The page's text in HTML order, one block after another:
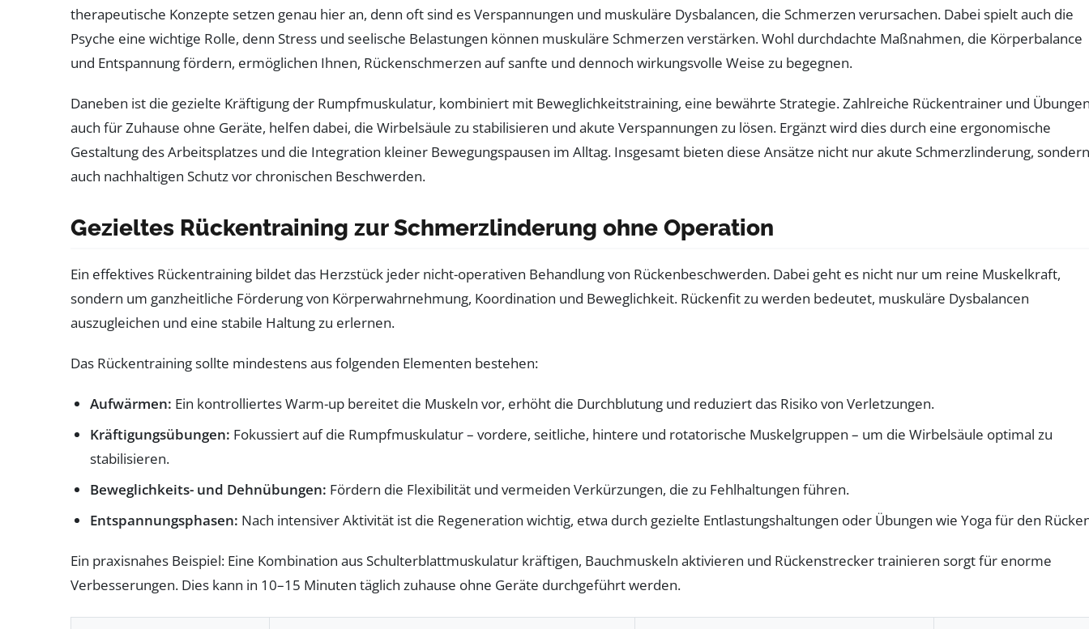
therapeutische Konzepte setzen genau hier an, denn oft sind es Verspannungen und muskuläre Dysbalancen, die Schmerzen verursachen. Dabei spielt auch die
Psyche eine wichtige Rolle, denn Stress und seelische Belastungen können muskuläre Schmerzen verstärken. Wohl durchdachte Maßnahmen, die Körperbalance
und Entspannung fördern, ermöglichen Ihnen, Rückenschmerzen auf sanfte und dennoch wirkungsvolle Weise zu begegnen.
Daneben ist die gezielte Kräftigung der Rumpfmuskulatur, kombiniert mit Beweglichkeitstraining, eine bewährte Strategie. Zahlreiche Rückentrainer und
auch für Zuhause ohne Geräte, helfen dabei, die Wirbelsäule zu stabilisieren und akute Verspannungen zu lösen. Ergänzt wird dies durch eine ergonomische
Gestaltung des Arbeitsplatzes und die Integration kleiner Bewegungspausen im Alltag. Insgesamt bieten diese Ansätze nicht nur akute Schmerzlinderung, sondern
auch nachhaltigen Schutz vor chronischen Beschwerden.
Gezieltes Rückentraining zur Schmerzlinderung ohne Operation
Ein effektives Rückentraining bildet das Herzstück jeder nicht-operativen Behandlung von Rückenbeschwerden. Dabei geht es nicht nur um reine Muskelkraft,
sondern um ganzheitliche Förderung von Körperwahrnehmung, Koordination und Beweglichkeit. Rückenfit zu werden bedeutet, muskuläre Dysbalancen
auszugleichen und eine stabile Haltung zu erlernen.
Das Rückentraining sollte mindestens aus folgenden Elementen bestehen:
Aufwärmen: Ein kontrolliertes Warm-up bereitet die Muskeln vor, erhöht die Durchblutung und reduziert das Risiko von Verletzungen.
Kräftigungsübungen: Fokussiert auf die Rumpfmuskulatur – vordere, seitliche, hintere und rotatorische Muskelgruppen – um die Wirbelsäule optimal zu
stabilisieren.
Beweglichkeits- und Dehnübungen: Fördern die Flexibilität und vermeiden Verkürzungen, die zu Fehlhaltungen führen.
Entspannungsphasen: Nach intensiver Aktivität ist die Regeneration wichtig, etwa durch gezielte Entlastungshaltungen oder Übungen wie Yoga für den
Ein praxisnahes Beispiel: Eine Kombination aus Schulterblattmuskulatur kräftigen, Bauchmuskeln aktivieren und Rückenstrecker trainieren sorgt für enorme
Verbesserungen. Dies kann in 10–15 Minuten täglich zuhause ohne Geräte durchgeführt werden.